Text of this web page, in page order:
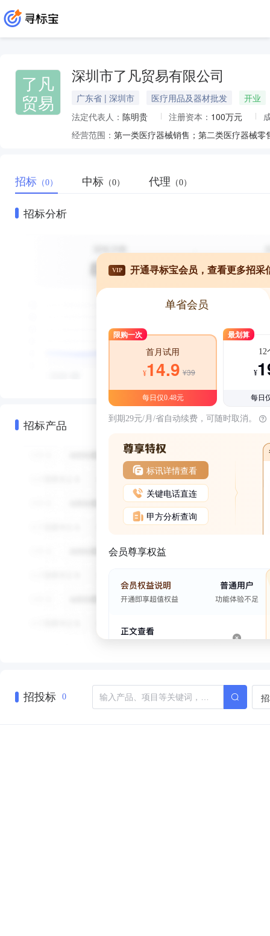
了凡
贸易
深圳市了凡贸易有限公司
广东省 | 深圳市 医疗用品及器材批发
开业
法定代表人： 陈明贵 注册资本： 100万元
经营范围：
招标 （0） 中标 （0） 代理 （0）
招标分析
招标产品
VIP 开通寻标宝会员，查看更多招采
单省会员
限购一次
首月试用
¥14.9 ¥39
每日仅0.48元
最划算
12
¥
每日
到期29元/月/省自动续费，可随时取消。
标讯详情查看
关键电话直连
甲方分析查询
会员尊享权益
招投标 0